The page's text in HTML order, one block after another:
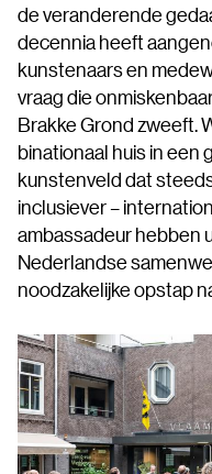
de veranderende
decennia heeft
kunstenaars en
vraag die
Brakke Grond zweeft.
binationaal huis in een
kunstenveld dat
inclusiever –
ambassadeur hebben
Nederlandse
noodzakelijke opstap